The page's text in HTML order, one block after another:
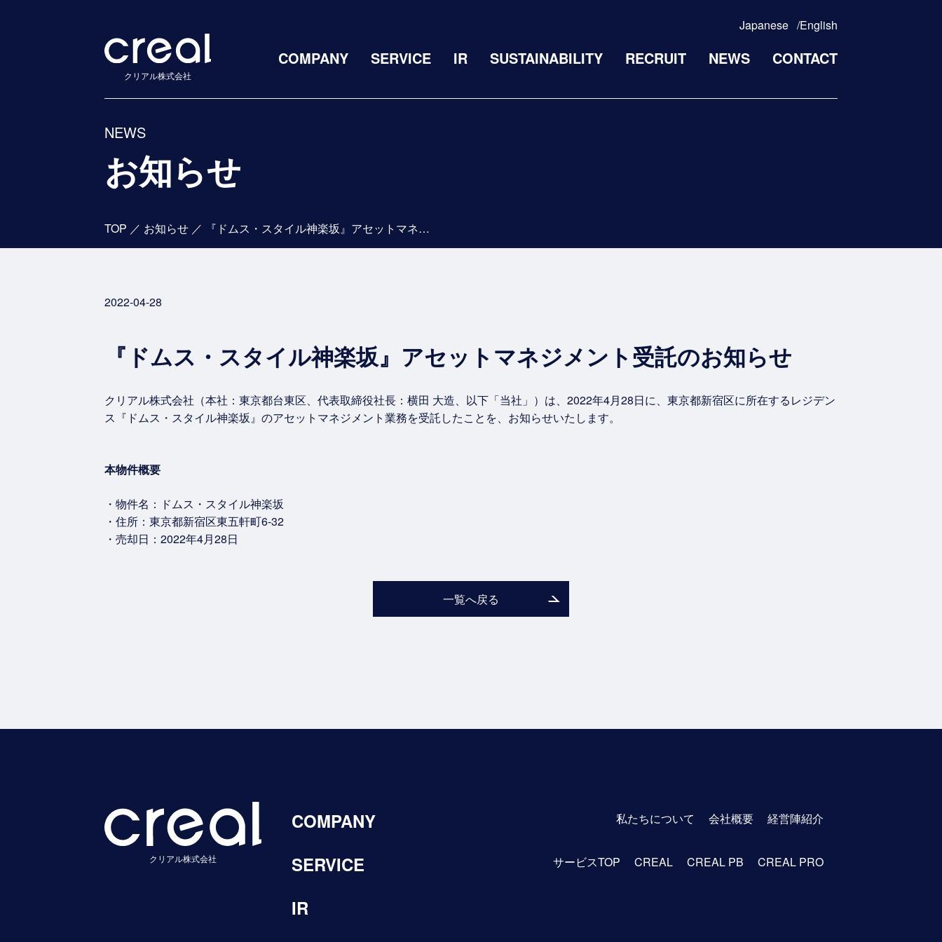
English
Japanese
クリアル株式会社
COMPANY SERVICE IR SUSTAINABILITY RECRUIT NEWS CONTACT
NEWS
お知らせ
TOP ／ お知らせ／ 『ドムス・スタイル神楽坂』アセットマネジメント受託のお知らせ
2022-04-28
『ドムス・スタイル神楽坂』アセットマネジメント受託のお知らせ
クリアル株式会社（本社：東京都台東区、代表取締役社長：横田 大造、以下「当社」）は、2022年4月28日に、東京都新宿区に所在するレジデン
ス『ドムス・スタイル神楽坂』のアセットマネジメント業務を受託したことを、お知らせいたします。
本物件概要
・物件名：ドムス・スタイル神楽坂
・住所：東京都新宿区東五軒町6-32
・売却日：2022年4月28日
一覧へ戻る
クリアル株式会社
COMPANY 私たちについて 会社概要 経営陣紹介
SERVICE サービスTOP CREAL CREAL PB CREAL PRO
IR